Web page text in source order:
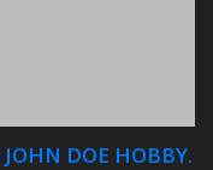
DOE HOBBY.